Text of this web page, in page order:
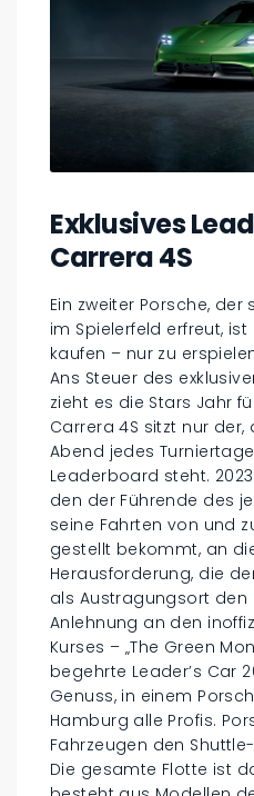
Exklusives
Carrera 4S
Ein zweiter Porsche,
im Spielerfeld erfreut,
kaufen – nur zu
Ans Steuer des
zieht es die Stars Jahr
Carrera 4S sitzt nur
Abend jedes
Leaderboard steht.
den der Führende des
seine Fahrten von und
gestellt bekommt, an
Herausforderung, die
als Austragungsort den
Anlehnung an den
Kurses – „The Green
begehrte Leader’s Car
Genuss, in einem
Hamburg alle Profis.
Fahrzeugen den
Die gesamte Flotte ist